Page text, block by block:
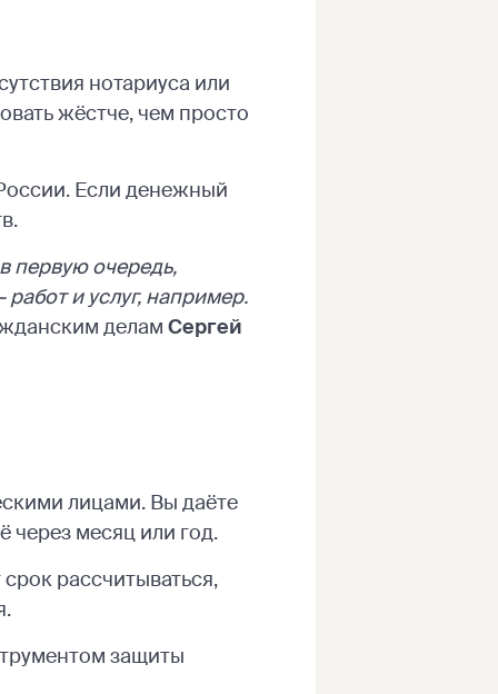
нотариуса или
жёстче, чем просто
Если денежный
первую очередь,
и услуг, например.
делам Сергей
лицами. Вы даёте
через месяц или год.
рассчитываться,
защиты